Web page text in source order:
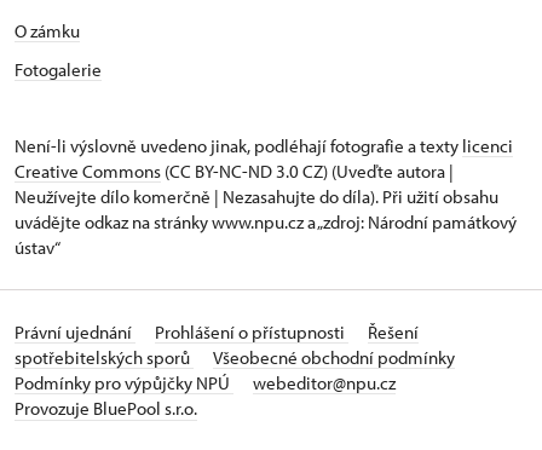
O zámku
Fotogalerie
Není-li výslovně uvedeno jinak, podléhají fotografie a texty licenci
Creative Commons (CC BY-NC-ND 3.0 CZ) (Uveďte autora |
Neužívejte dílo komerčně | Nezasahujte do díla). Při užití obsahu
uvádějte odkaz na stránky www.npu.cz a „zdroj: Národní památkový
ústav“
Právní ujednání Prohlášení o přístupnosti
Řešení
spotřebitelských sporů
Všeobecné obchodní podmínky
Podmínky pro výpůjčky NPÚ
webeditor@npu.cz
Provozuje BluePool s.r.o.